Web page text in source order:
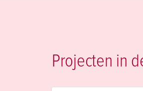
Projecten in